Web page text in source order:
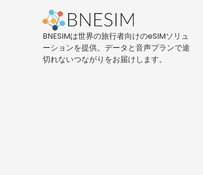
BNESIMは世界の旅行者向けのeSIMソリュ
ーションを提供。データと音声プランで途
切れないつながりをお届けします。